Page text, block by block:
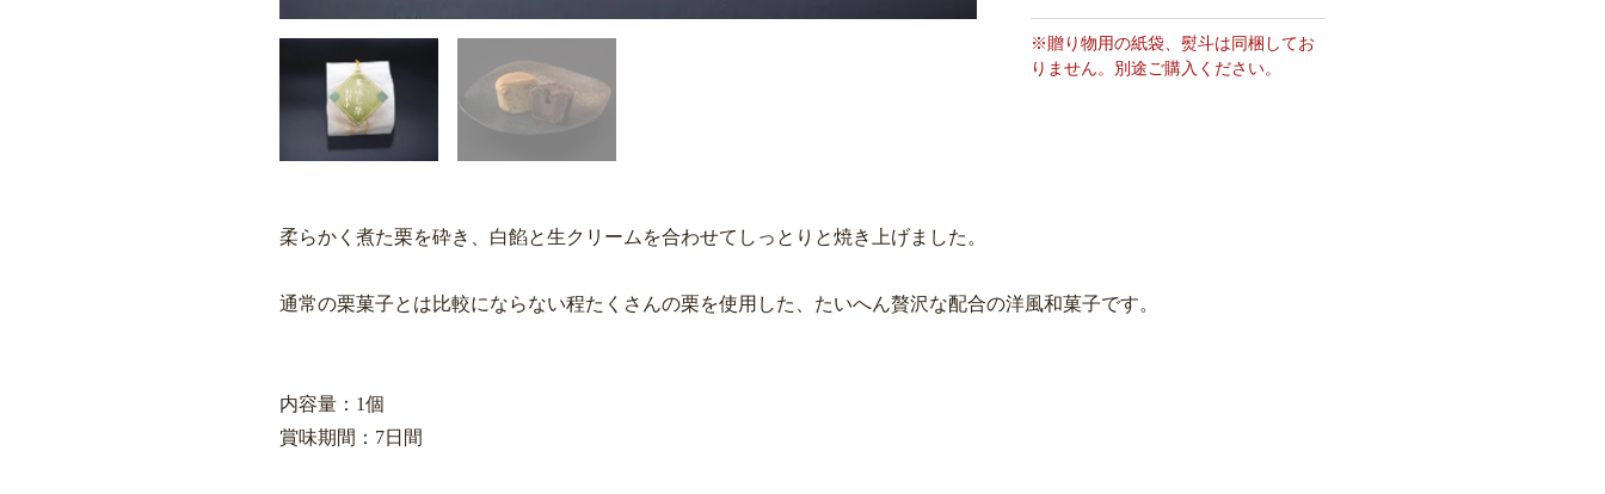
※贈り物用の紙袋、熨斗は同梱してお
りません。別途ご購入ください。
柔らかく煮た栗を砕き、白餡と生クリームを合わせてしっとりと焼き上げました。
通常の栗菓子とは比較にならない程たくさんの栗を使用した、たいへん贅沢な配合の洋風和菓子です。
内容量：1個
賞味期間：7日間